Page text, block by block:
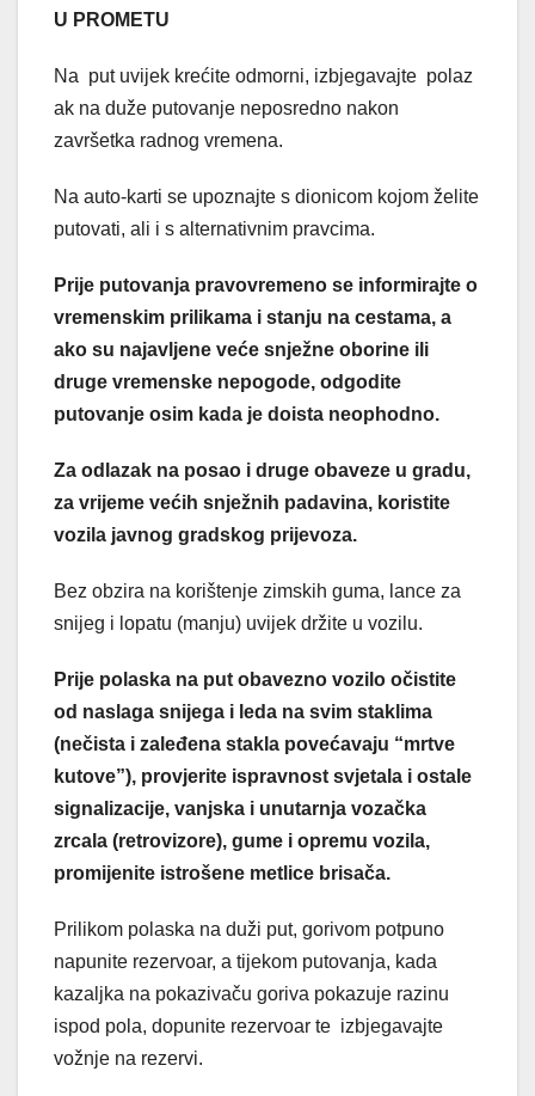
U PROMETU
Na put uvijek krećite odmorni, izbjegavajte polaz
ak na duže putovanje neposredno nakon
završetka radnog vremena.
Na auto-karti se upoznajte s dionicom kojom želite
putovati, ali i s alternativnim pravcima.
Prije putovanja pravovremeno se informirajte o
vremenskim prilikama i stanju na cestama, a
ako su najavljene veće snježne oborine ili
druge vremenske nepogode, odgodite
putovanje osim kada je doista neophodno.
Za odlazak na posao i druge obaveze u gradu,
za vrijeme većih snježnih padavina, koristite
vozila javnog gradskog prijevoza.
Bez obzira na korištenje zimskih guma, lance za
snijeg i lopatu (manju) uvijek držite u vozilu.
Prije polaska na put obavezno vozilo očistite
od naslaga snijega i leda na svim staklima
(nečista i zaleđena stakla povećavaju “mrtve
kutove”), provjerite ispravnost svjetala i ostale
signalizacije, vanjska i unutarnja vozačka
zrcala (retrovizore), gume i opremu vozila,
promijenite istrošene metlice brisača.
Prilikom polaska na duži put, gorivom potpuno
napunite rezervoar, a tijekom putovanja, kada
kazaljka na pokazivaču goriva pokazuje razinu
ispod pola, dopunite rezervoar te izbjegavajte
vožnje na rezervi.